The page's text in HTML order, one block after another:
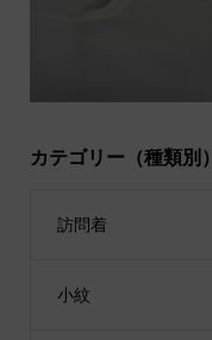
カテゴリー（種類別）
訪問着
小紋